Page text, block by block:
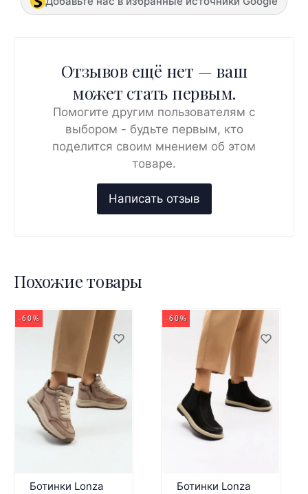
Отзывов ещё нет — ваш
может стать первым.
Помогите другим пользователям с
выбором - будьте первым, кто
поделится своим мнением об этом
товаре.
Похожие товары
-60%
Ботинки Lonza
-60%
Ботинки Lonza